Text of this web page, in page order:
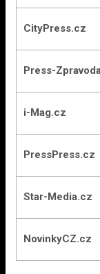
CityPress.cz
Press-
i-Mag.cz
PressPress.cz
Star-Media.cz
NovinkyCZ.cz